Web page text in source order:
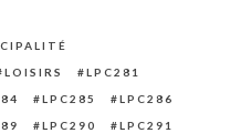
LOISIRS
LPC281
LPC285
LPC286
LPC290
LPC291